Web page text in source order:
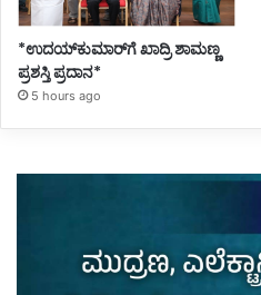
*ಉದಯ್‌ಕುಮಾರ್‌ಗೆ ಖಾದ್ರಿ ಶಾಮಣ್ಣ
ಪ್ರಶಸ್ತಿ ಪ್ರದಾನ*
5 hours ago